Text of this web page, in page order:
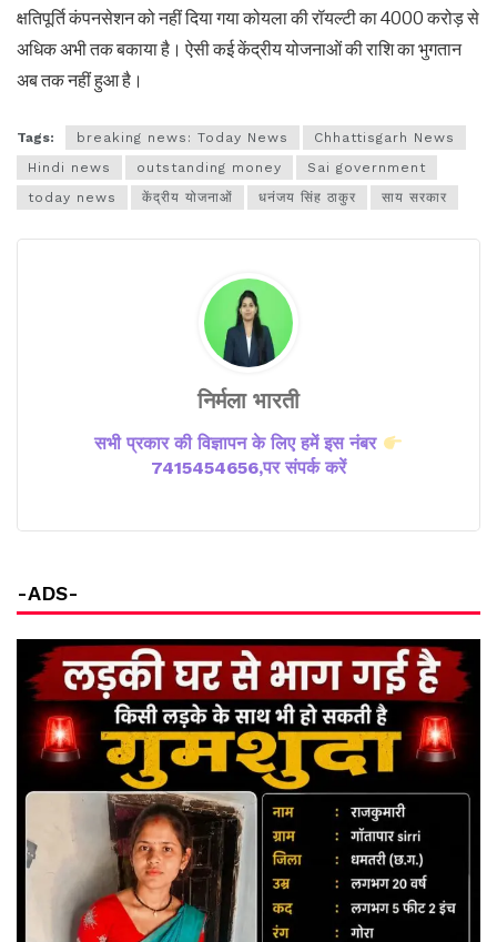
क्षतिपूर्ति कंपनसेशन को नहीं दिया गया कोयला की रॉयल्टी का 4000 करोड़ से
अधिक अभी तक बकाया है। ऐसी कई केंद्रीय योजनाओं की राशि का भुगतान
अब तक नहीं हुआ है।
Tags: breaking news: Today News
Chhattisgarh News
Hindi news
outstanding money
Sai government
today news
केंद्रीय योजनाओं धनंजय सिंह ठाकुर साय सरकार
निर्मला भारती
सभी प्रकार की विज्ञापन के लिए हमें इस नंबर
7415454656,पर संपर्क करें
-ADS-